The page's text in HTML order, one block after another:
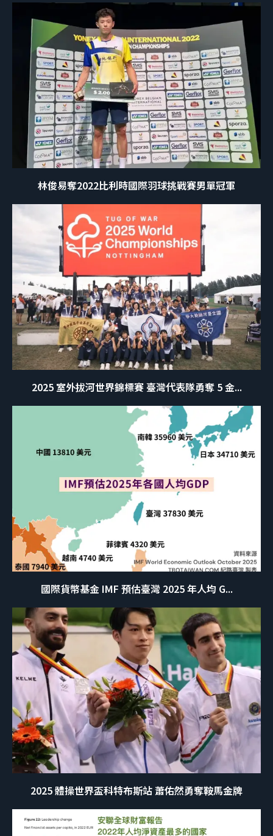
林俊易奪2022比利時國際羽球挑戰賽男單冠軍
2025 室外拔河世界錦標賽 臺灣代表隊勇奪 5 金...
國際貨幣基金 IMF 預估臺灣 2025 年人均 G...
2025 體操世界盃科特布斯站 蕭佑然勇奪鞍馬金牌